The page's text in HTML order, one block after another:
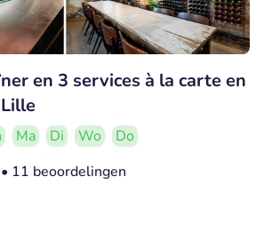
en 3 services à la carte en
Ma Di Wo
Do
• 11 beoordelingen